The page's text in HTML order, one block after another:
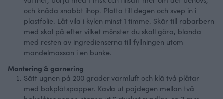
och knåda snabbt ihop. Platta till degen och svep in i
plastfolie. Låt vila i kylen minst 1 timme. Skär till rabarbern
med skal på efter vilket mönster du skall göra, blanda
med resten av ingredienserna till fyllningen utom
mandelmassan i en bunke.
Montering & garnering
Sätt ugnen på 200 grader varmluft och klä två plåtar
med bakplåtspapper. Kavla ut pajdegen mellan två